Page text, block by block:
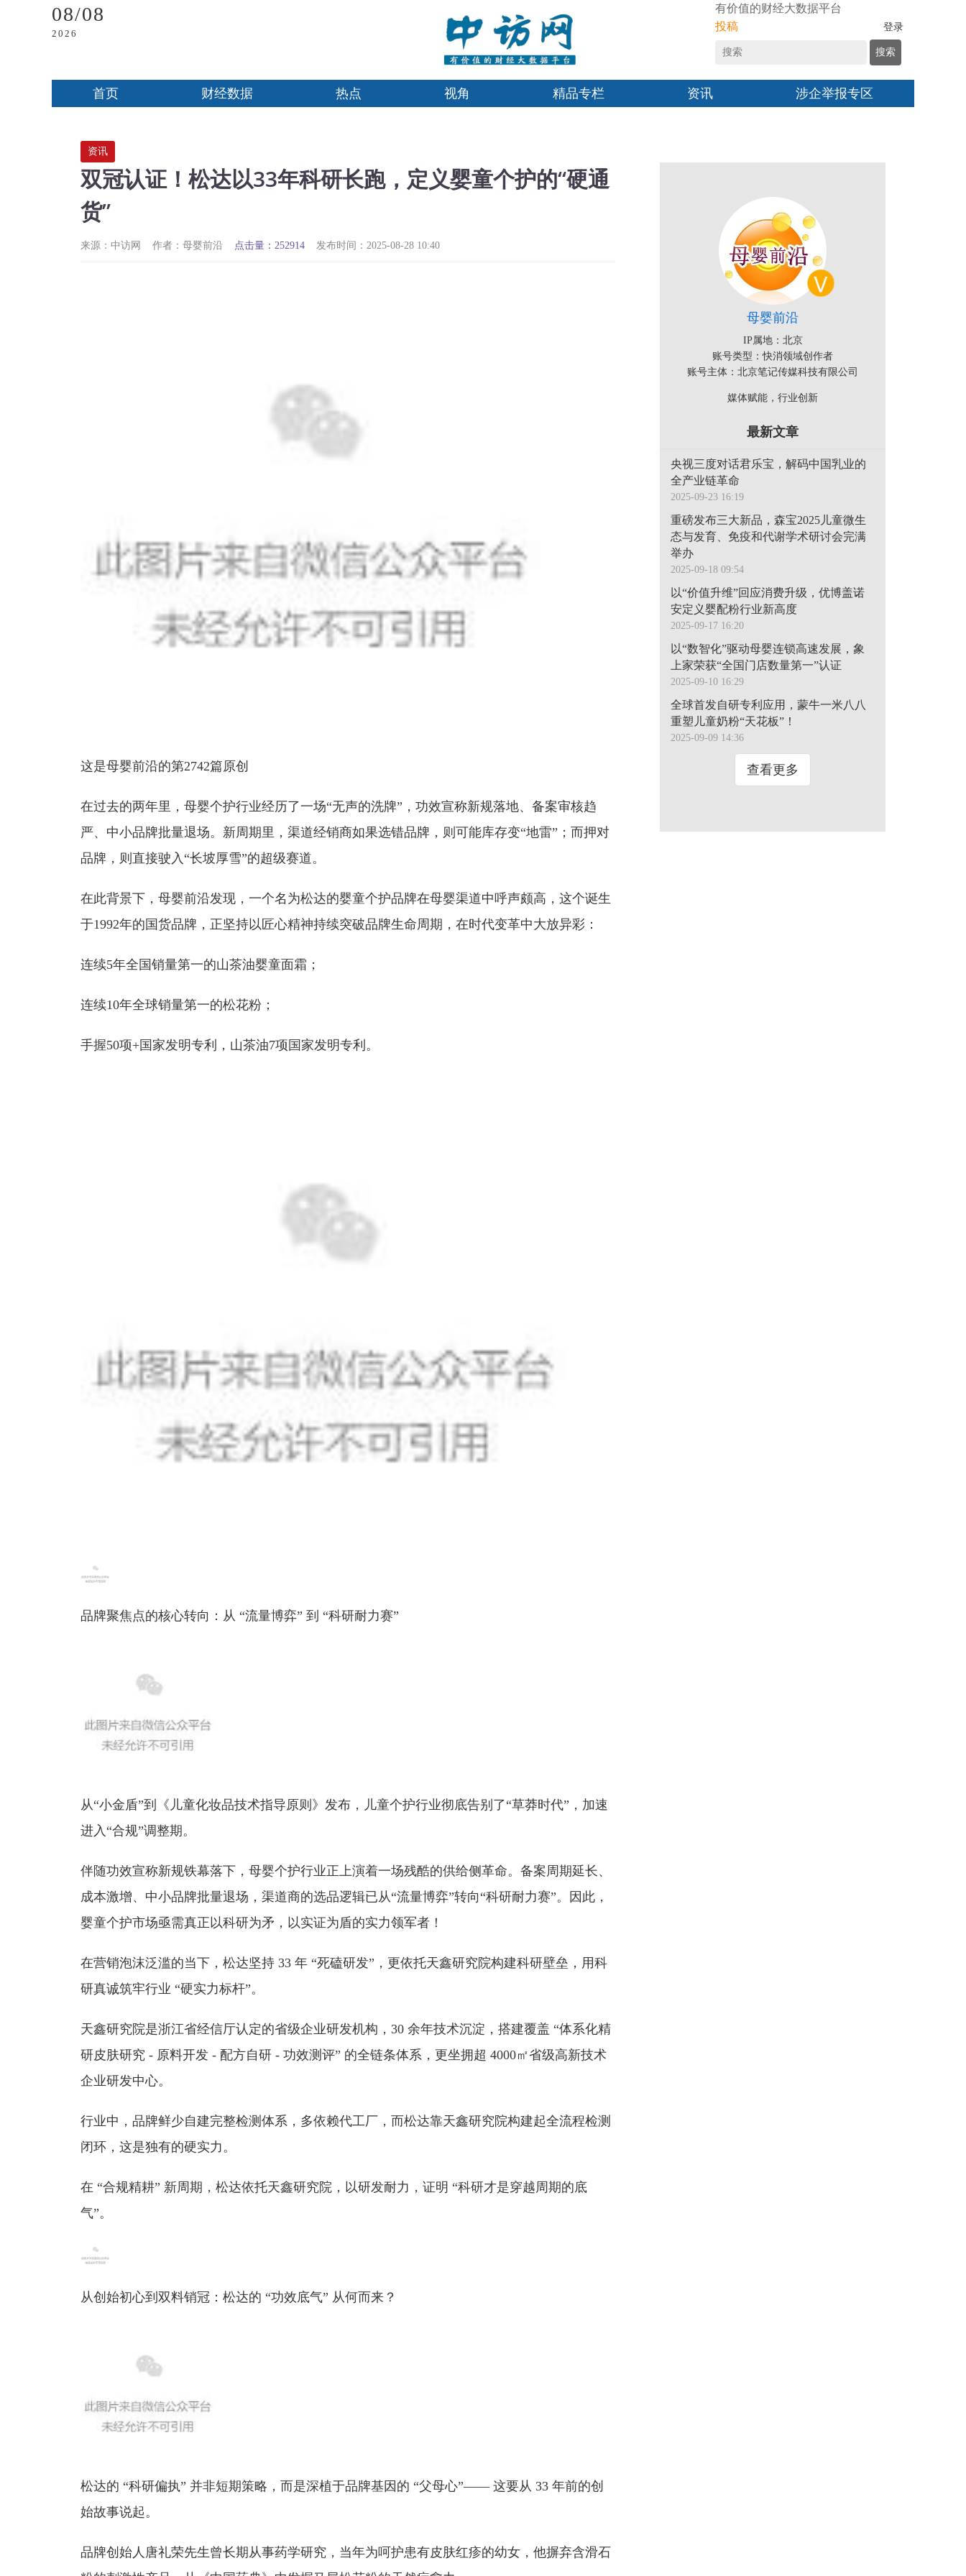
08/08
2026
有价值的财经大数据平台
投稿
登录
搜索
首页 财经数据 热点 视角 精品专栏 资讯 涉企举报专区
资讯
双冠认证！松达以33年科研长跑，定义婴童个护的“硬通
货”
来源：中访网 作者：母婴前沿 点击量：252914 发布时间：2025-08-28 10:40
这是母婴前沿的第2742篇原创
在过去的两年里，母婴个护行业经历了一场“无声的洗牌”，功效宣称新规落地、备案审核趋
严、中小品牌批量退场。新周期里，渠道经销商如果选错品牌，则可能库存变“地雷”；而押对
品牌，则直接驶入“长坡厚雪”的超级赛道。
在此背景下，母婴前沿发现，一个名为松达的婴童个护品牌在母婴渠道中呼声颇高，这个诞生
于1992年的国货品牌，正坚持以匠心精神持续突破品牌生命周期，在时代变革中大放异彩：
连续5年全国销量第一的山茶油婴童面霜；
连续10年全球销量第一的松花粉；
手握50项+国家发明专利，山茶油7项国家发明专利。
品牌聚焦点的核心转向：从 “流量博弈” 到 “科研耐力赛”
从“小金盾”到《儿童化妆品技术指导原则》发布，儿童个护行业彻底告别了“草莽时代”，加速
进入“合规”调整期。
伴随功效宣称新规铁幕落下，母婴个护行业正上演着一场残酷的供给侧革命。备案周期延长、
成本激增、中小品牌批量退场，渠道商的选品逻辑已从“流量博弈”转向“科研耐力赛”。因此，
婴童个护市场亟需真正以科研为矛，以实证为盾的实力领军者！
在营销泡沫泛滥的当下，松达坚持 33 年 “死磕研发”，更依托天鑫研究院构建科研壁垒，用科
研真诚筑牢行业 “硬实力标杆”。
天鑫研究院是浙江省经信厅认定的省级企业研发机构，30 余年技术沉淀，搭建覆盖 “体系化精
研皮肤研究 - 原料开发 - 配方自研 - 功效测评” 的全链条体系，更坐拥超 4000㎡省级高新技术
企业研发中心。
行业中，品牌鲜少自建完整检测体系，多依赖代工厂，而松达靠天鑫研究院构建起全流程检测
闭环，这是独有的硬实力。
在 “合规精耕” 新周期，松达依托天鑫研究院，以研发耐力，证明 “科研才是穿越周期的底
气”。
从创始初心到双料销冠：松达的 “功效底气” 从何而来？
松达的 “科研偏执” 并非短期策略，而是深植于品牌基因的 “父母心”—— 这要从 33 年前的创
始故事说起。
品牌创始人唐礼荣先生曾长期从事药学研究，当年为呵护患有皮肤红疹的幼女，他摒弃含滑石
母婴前沿
IP属地：北京
账号类型：快消领域创作者
账号主体：北京笔记传媒科技有限公司
媒体赋能，行业创新
最新文章
央视三度对话君乐宝，解码中国乳业的
全产业链革命
2025-09-23 16:19
重磅发布三大新品，森宝2025儿童微生
态与发育、免疫和代谢学术研讨会完满
举办
2025-09-18 09:54
以“价值升维”回应消费升级，优博盖诺
安定义婴配粉行业新高度
2025-09-17 16:20
以“数智化”驱动母婴连锁高速发展，象
上家荣获“全国门店数量第一”认证
2025-09-10 16:29
全球首发自研专利应用，蒙牛一米八八
重塑儿童奶粉“天花板”！
2025-09-09 14:36
查看更多